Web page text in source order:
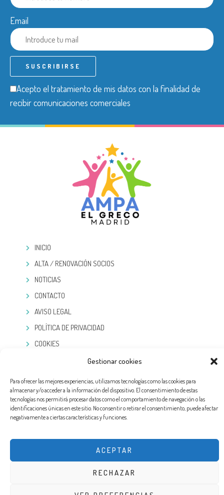
Gestionar cookies
Para ofrecer las mejores experiencias, utilizamos tecnologías como las cookies para
almacenar y/o acceder a la información del dispositivo. El consentimiento de estas
tecnologías nos permitirá procesar datos como el comportamiento de navegación o las
identificaciones únicas en este sitio. No consentir o retirar el consentimiento, puede afectar
negativamente a ciertas características y funciones.
ACEPTAR
RECHAZAR
Email
Acepto el tratamiento de mis datos con la finalidad de
recibir comunicaciones comerciales
INICIO
ALTA / RENOVACIÓN SOCIOS
NOTICIAS
CONTACTO
AVISO LEGAL
POLÍTICA DE PRIVACIDAD
COOKIES